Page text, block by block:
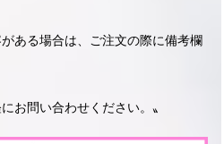
る場合は、ご注文の際に備考欄
お問い合わせください。〟